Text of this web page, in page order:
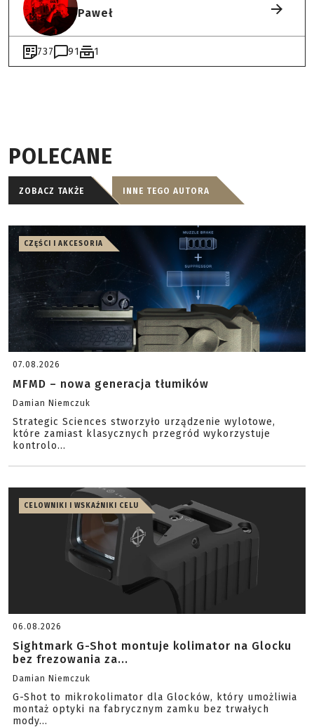
Paweł
737 91 1
POLECANE
ZOBACZ TAKŻE INNE TEGO AUTORA
CZĘŚCI I AKCESORIA
07.08.2026
MFMD – nowa generacja tłumików
Damian Niemczuk
Strategic Sciences stworzyło urządzenie wylotowe,
które zamiast klasycznych przegród wykorzystuje
kontrolo...
CELOWNIKI I WSKAŹNIKI CELU
06.08.2026
Sightmark G-Shot montuje kolimator na Glocku
bez frezowania za...
Damian Niemczuk
G-Shot to mikrokolimator dla Glocków, który umożliwia
montaż optyki na fabrycznym zamku bez trwałych
mody...